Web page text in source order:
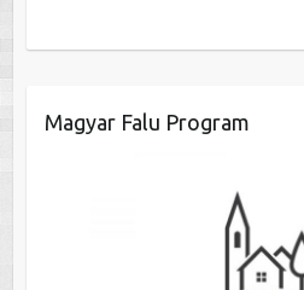
Magyar Falu Program